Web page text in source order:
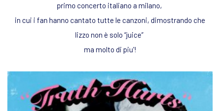
primo concerto italiano a milano,
in cui i fan hanno cantato tutte le canzoni, dimostrando che
lizzo non è solo “juice”
ma molto di piu'!